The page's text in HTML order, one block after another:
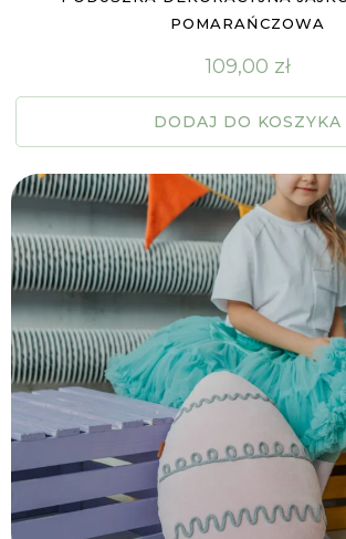
POMARAŃCZOWA
109,00 zł
DODAJ DO KOSZYKA